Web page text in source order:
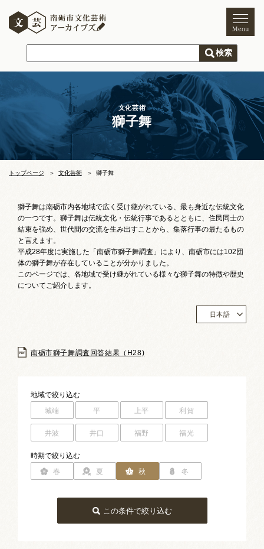
文化財 獅子舞 まつり
文化芸術団体
文化遺産
お祭りカレンダー
郷土資料
市内団体の方
お問い合わせ
サイトマップ リンク集
著作権について
文化芸術
獅子舞
トップページ 文化芸術 獅子舞
獅子舞は南砺市内各地域で広く受け継がれている、最も身近な伝統文化
の一つです。獅子舞は伝統文化・伝統行事であるとともに、住民同士の
結束を強め、世代間の交流を生み出すことから、集落行事の最たるもの
と言えます。
平成28年度に実施した「南砺市獅子舞調査」により、南砺市には102団
体の獅子舞が存在していることが分かりました。
このページでは、各地域で受け継がれている様々な獅子舞の特徴や歴史
についてご紹介します。
日本語
南砺市獅子舞調査回答結果（H28)
地域で絞り込む
城端
平 上平 利賀
井波 井口 福野 福光
時期で絞り込む
春
夏 秋 冬
この条件で絞り込む